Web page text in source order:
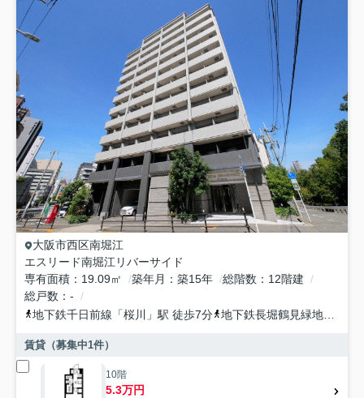
大阪市西区南堀江
エスリード南堀江リバーサイド
専有面積
19.09㎡ 築年月 築15年 総階数
12階建
総戸数
-
地下鉄千日前線 「桜川 」駅 徒歩7分 地下鉄長堀鶴見緑地「
賃貸（募集中1件）
10階
5.3万円